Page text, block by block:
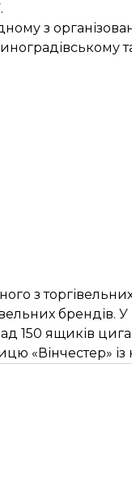
з
з
брендів.
150 ящиків
«Вінчестер» із